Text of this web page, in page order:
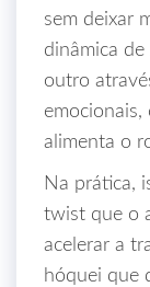
sem deixar
dinâmica de
outro
alimenta o
Na prática,
twist que o
acelerar a
hóquei que